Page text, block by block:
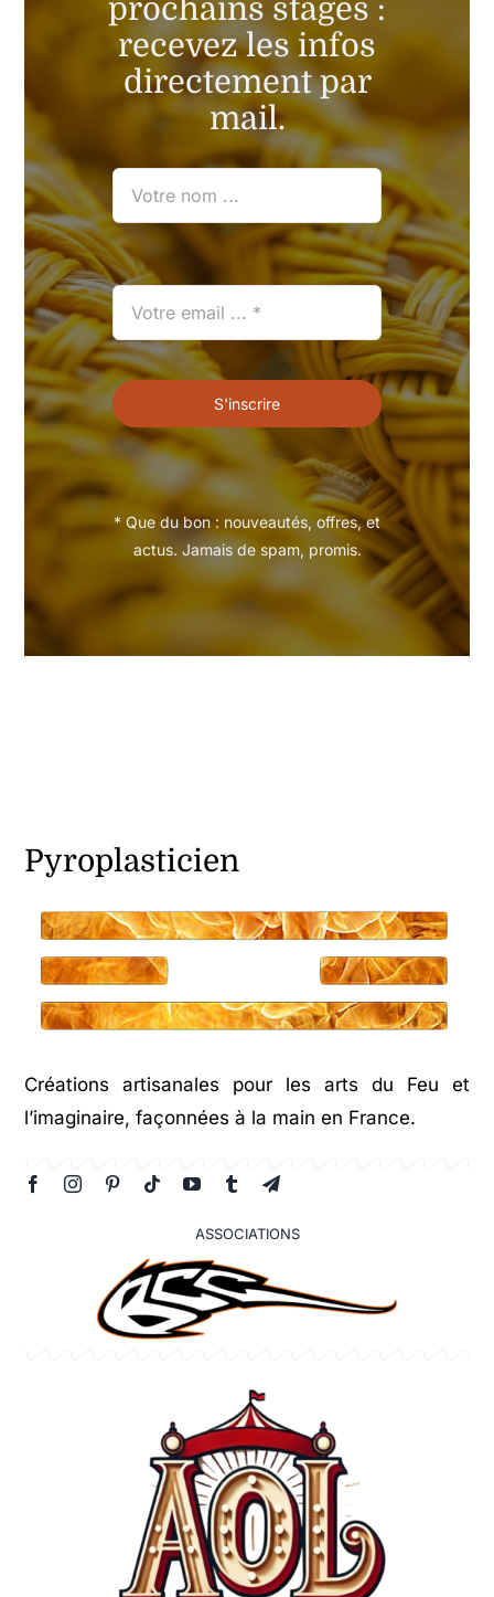
prochains stages :
recevez les infos
directement par
mail.
S'inscrire
* Que du bon : nouveautés, offres, et
actus. Jamais de spam, promis.
Pyroplasticien
Créations artisanales pour les arts du Feu et
l’imaginaire, façonnées à la main en France.
ASSOCIATIONS